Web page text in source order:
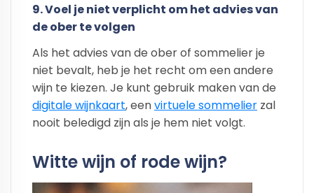
9. Voel je niet verplicht om het advies van
de ober te volgen
Als het advies van de ober of sommelier je
niet bevalt, heb je het recht om een andere
wijn te kiezen. Je kunt gebruik maken van de
digitale wijnkaart, eenvirtuele sommelier zal
nooit beledigd zijn als je hem niet volgt.
Witte wijn of rode wijn?